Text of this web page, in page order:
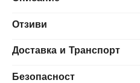
Отзиви
Доставка и Транспорт
Безопасност